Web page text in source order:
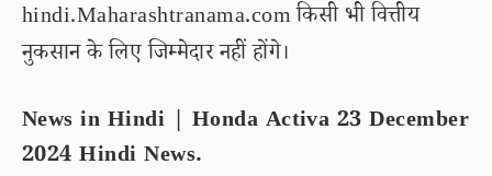
hindi.Maharashtranama.com किसी भी वित्तीय
नुकसान के लिए जिम्मेदार नहीं होंगे।
News in Hindi | Honda Activa 23 December
2024 Hindi News.